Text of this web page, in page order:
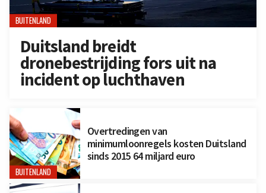
BUITENLAND
Duitsland breidt
dronebestrijding fors uit na
incident op luchthaven
BUITENLAND
Overtredingen van
minimumloonregels kosten Duitsland
sinds 2015 64 miljard euro